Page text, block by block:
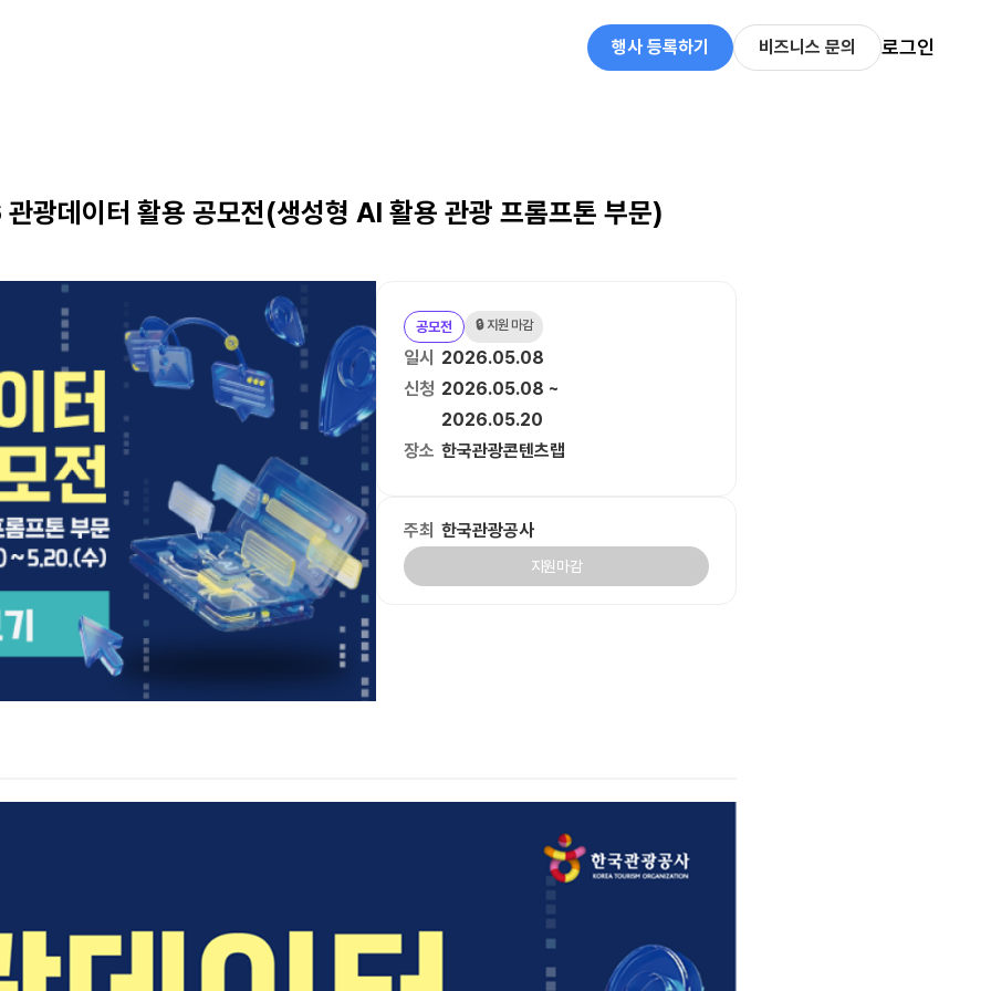
행사 등록하기 비즈니스 문의 로그인
광데이터 활용 공모전(생성형 AI 활용 관광 프롬프톤 부문)
공모전 🔒 지원 마감
일시
2026.05.08
신청 2026.05.08 ~
2026.05.20
장소 한국관광콘텐츠랩
주최 한국관광공사
지원마감